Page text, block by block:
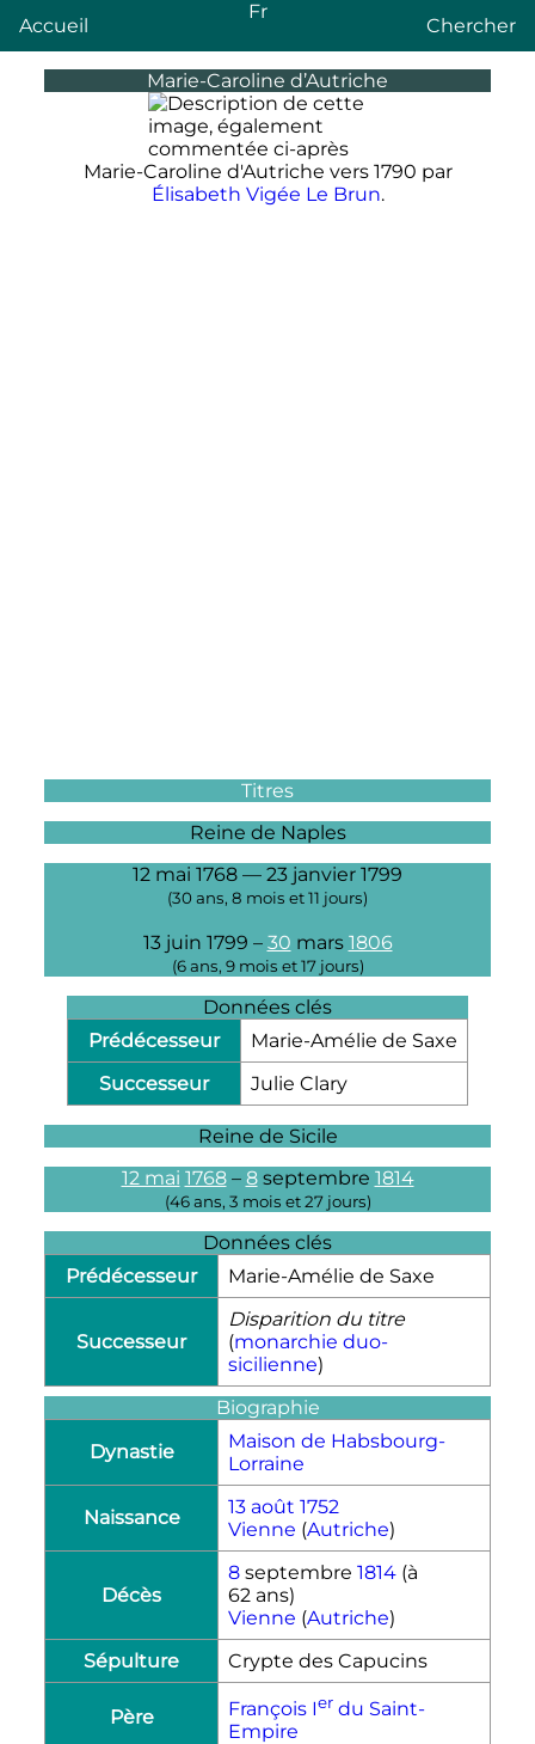
Accueil
Fr
Chercher
Marie-Caroline d’Autriche
Marie-Caroline d'Autriche vers 1790 par
Élisabeth Vigée Le Brun.
Titres
Reine de Naples
12 mai 1768 — 23 janvier 1799
(30 ans, 8 mois et 11 jours)
13 juin 1799 – 30 mars 1806
(6 ans, 9 mois et 17 jours)
Données clés
Prédécesseur
Marie-Amélie de Saxe
Successeur
Julie Clary
Reine de Sicile
12 mai 1768– 8septembre 1814
(46 ans, 3 mois et 27 jours)
Données clés
Prédécesseur
Marie-Amélie de Saxe
Successeur
Disparition du titre
(monarchie duo-
sicilienne)
Biographie
Dynastie
Maison de Habsbourg-
Lorraine
Naissance 13 août 1752
Vienne (Autriche)
Décès
8 septembre 1814 (à
62 ans)
Vienne (Autriche)
Sépulture
Crypte des Capucins
Père François Ier du Saint-
Empire